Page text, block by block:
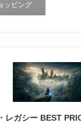
ッピング
レガシー BEST